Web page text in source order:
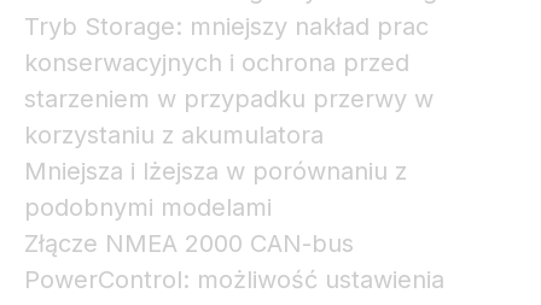
Tryb Storage: mniejszy nakład prac
konserwacyjnych i ochrona przed
starzeniem w przypadku przerwy w
korzystaniu z akumulatora
Mniejsza i lżejsza w porównaniu z
podobnymi modelami
Złącze NMEA 2000 CAN-bus
PowerControl: możliwość ustawienia